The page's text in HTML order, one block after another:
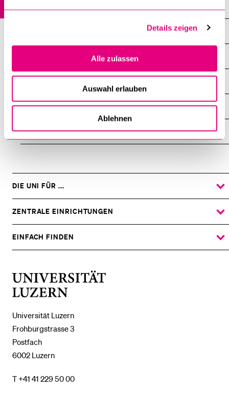
Details zeigen
Alle zulassen
Auswahl erlauben
Ablehnen
Ihre Bibliothek im Uni/PH-Gebäude
Kursangebot
Universität Luzern
Frohburgstrasse 3
Postfach
6002 Luzern
T +41 41 229 50 00
DIE UNI FÜR ...
DAS
UNTERMENÜ
ZENTRALE EINRICHTUNGEN
DAS
UNTERMENÜ
EINFACH FINDEN
DAS